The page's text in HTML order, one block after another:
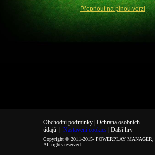
Přepnout na plnou verzi
Obchodní podmínky | Ochrana osobních
údajů| Nastavení cookies | Další hry
Copyright © 2011-2015- POWERPLAY MANAGER,
All rights reserved